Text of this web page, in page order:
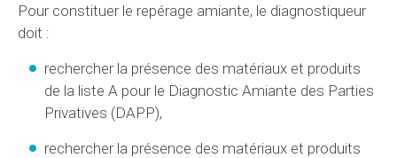
Pour constituer le repérage amiante, le diagnostiqueur
doit :
rechercher la présence des matériaux et produits
de la liste A pour le Diagnostic Amiante des Parties
Privatives (DAPP),
rechercher la présence des matériaux et produits